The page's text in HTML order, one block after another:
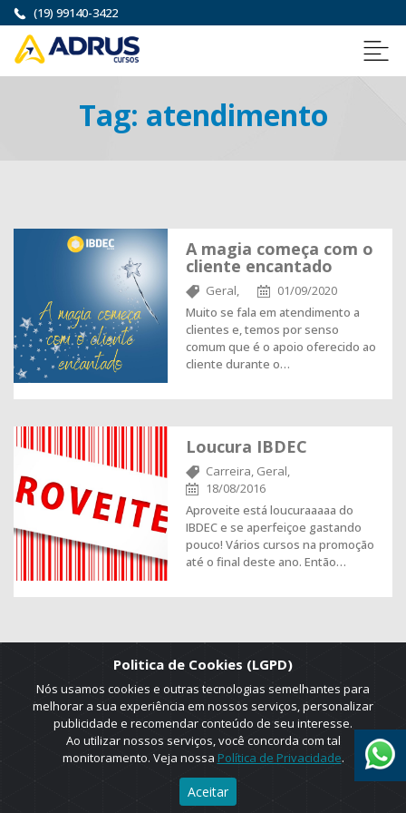
(19) 99140-3422
Tag: atendimento
A magia começa com o
cliente encantado
Geral,
01/09/2020
Muito se fala em atendimento a
clientes e, temos por senso
comum que é o apoio oferecido ao
cliente durante o…
Loucura IBDEC
Carreira, Geral,
18/08/2016
Aproveite está loucuraaaaa do
IBDEC e se aperfeiçoe gastando
pouco! Vários cursos na promoção
até o final deste ano. Então…
2025 © Copyright. ADRUS. Todos os direitos reservados. Designed by
AGT Online.
Politica de Cookies (LGPD)
Nós usamos cookies e outras tecnologias semelhantes para
melhorar a sua experiência em nossos serviços, personalizar
publicidade e recomendar conteúdo de seu interesse.
Ao utilizar nossos serviços, você concorda com tal
monitoramento. Veja nossa Política de Privacidade.
Aceitar